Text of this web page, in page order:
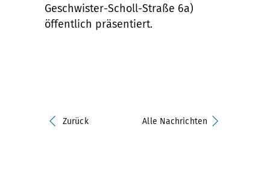
Geschwister-Scholl-Straße 6a)
öffentlich präsentiert.
Zurück Alle Nachrichten